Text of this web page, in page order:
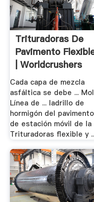
Trituradoras De
Pavimento
| Worldcrushers
Cada capa de mezcla
asfáltica se debe ...
Línea de ... ladrillo de
hormigón del
de estación móvil de la
Trituradoras flexible y